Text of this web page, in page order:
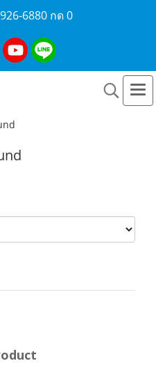
6880 กด 0